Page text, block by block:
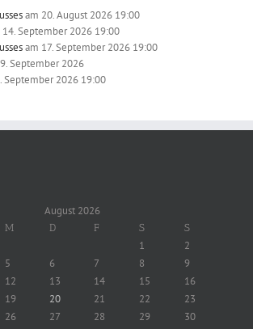
am 20. August 2026 19:00
14. September 2026 19:00
am 17. September 2026 19:00
September 2026
September 2026 19:00
August 2026
M D F S S
1
2
5 6 7 8
9
12 13 14 15
16
19 20 21 22
23
26 27 28 29
30